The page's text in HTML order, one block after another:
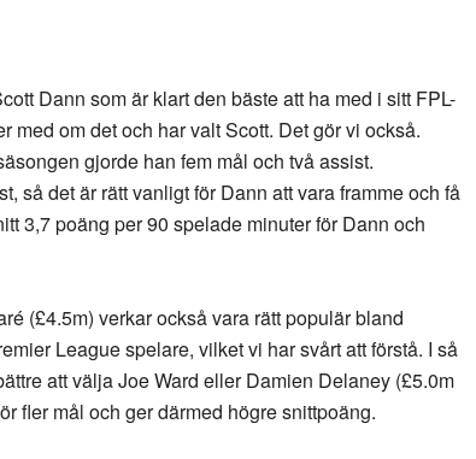
Dann som är klart den bäste att ha med i sitt FPL-
med om det och har valt Scott. Det gör vi också.
gjorde han fem mål och två assist.
så det är rätt vanligt för Dann att vara framme och få
3,7 poäng per 90 spelade minuter för Dann och
(£4.5m) verkar också vara rätt populär bland
League spelare, vilket vi har svårt att förstå. I så
att välja Joe Ward eller Damien Delaney (£5.0m
fler mål och ger därmed högre snittpoäng.